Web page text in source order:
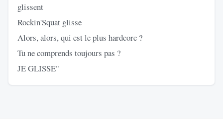
glissent
Rockin'Squat glisse
Alors, alors, qui est le plus hardcore ?
Tu ne comprends toujours pas ?
JE GLISSE"